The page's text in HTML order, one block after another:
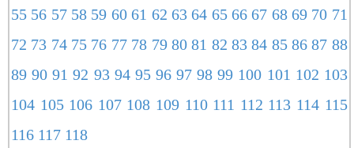
55 56 57 58 59 60 61 62 63 64 65 66 67 68 69 70 71
72 73 74 75 76 77 78 79 80 81 82 83 84 85 86 87 88
89 90 91 92 93 94 95 96 97 98 99 100 101 102 103
104 105 106 107 108 109 110 111 112 113 114 115
116 117 118